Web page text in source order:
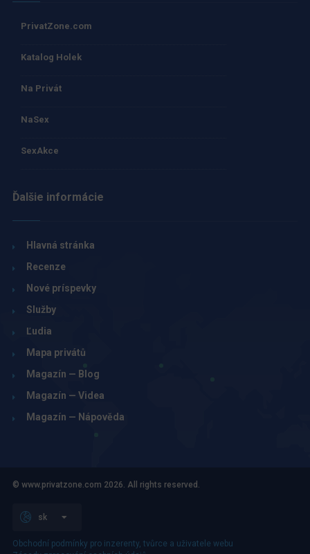
PrivatZone.com
Katalog Holek
Na Privát
NaSex
SexAkce
Ďalšie informácie
Hlavná stránka
Recenze
Nové príspevky
Služby
Ľudia
Mapa privátů
Magazín — Blog
Magazín — Videa
Magazín — Nápověda
© www.privatzone.com 2026. All rights reserved.
sk
Obchodní podmínky pro inzerenty, tvůrce a uživatele webu